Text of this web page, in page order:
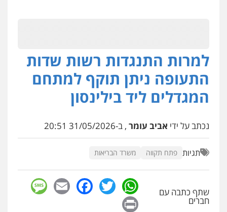
למרות התנגדות רשות שדות
התעופה ניתן תוקף למתחם
המגדלים ליד בילינסון
נכתב על ידי אביב עומר , ב-31/05/2026 20:51
תגיות פתח תקווה משרד הבריאות
שתף כתבה עם
חברים
WhatsApp
Twitter
Facebook
Email